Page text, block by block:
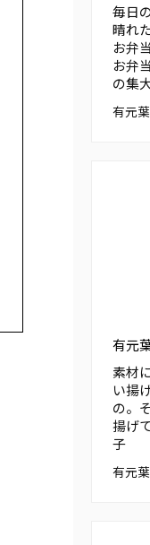
毎日
晴れ
お弁
お弁
の集
有元
有元
素材
い揚
の。
揚げ
子
有元